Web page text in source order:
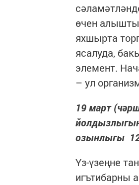
өчен
яхшырта
ясалуда,
элемент.
– ул
19 март
озынлыгы
Үз-үзеңне
игътибарны